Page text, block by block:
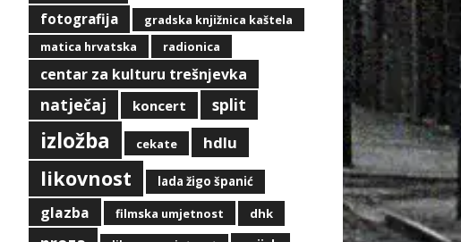
fotografija gradska knjižnica kaštela
matica hrvatska radionica
centar za kulturu trešnjevka
natječaj koncert split
izložba cekate hdlu
likovnost lada žigo španić
glazba filmska umjetnost dhk